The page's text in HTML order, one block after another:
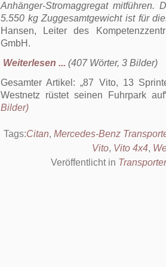
Anhänger-Stromaggregat mitführen.
5.550 kg Zuggesamtgewicht ist für
Hansen, Leiter des
GmbH.
Weiterlesen ... (407 Wörter, 3 Bilder)
Gesamter Artikel: 87 Vito, 13
Westnetz rüstet seinen Fuhrpark auf
Bilder)
Tags:Citan, Mercedes-Benz
Vito, Vito 4x4,
Veröffentlicht in Transporter